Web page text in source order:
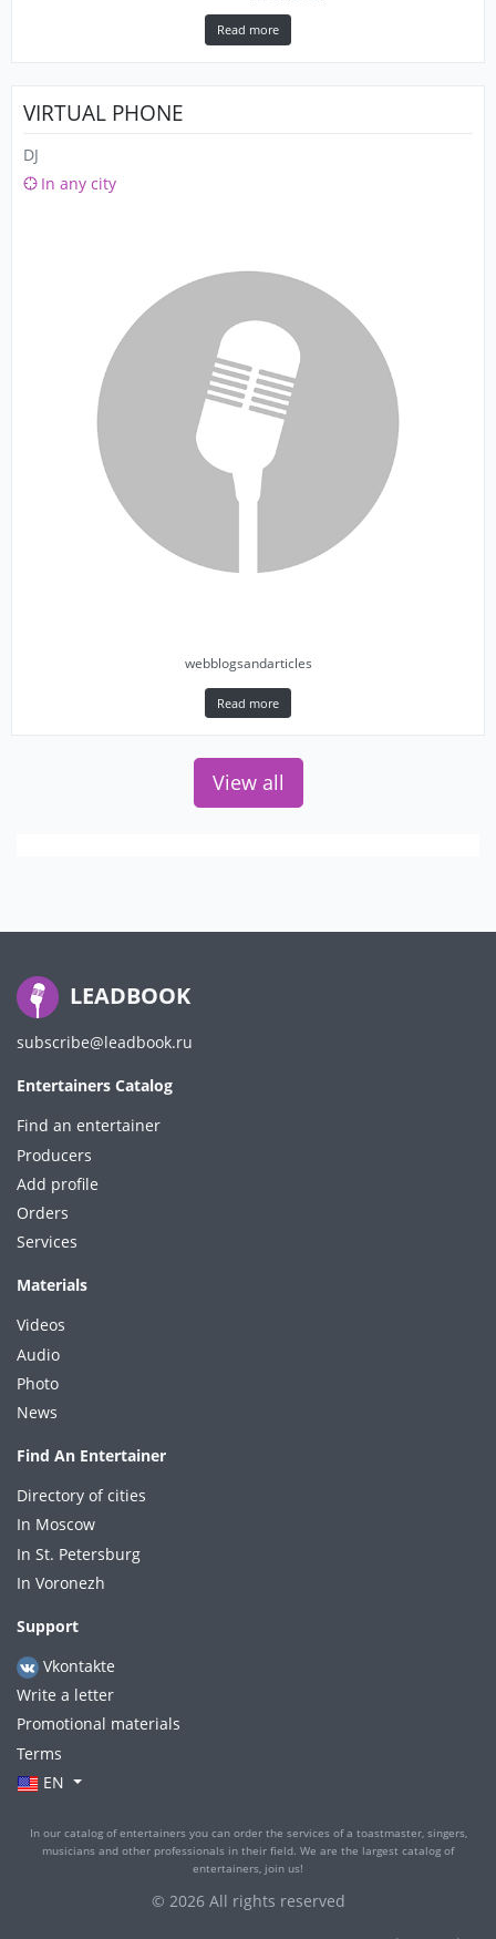
Read more
VIRTUAL PHONE
DJ
In any city
webblogsandarticles
Read more
View all
LEADBOOK
subscribe@leadbook.ru
Entertainers Catalog
Find an entertainer
Producers
Add profile
Orders
Services
Materials
Videos
Audio
Photo
News
Find An Entertainer
Directory of cities
In Moscow
In St. Petersburg
In Voronezh
Support
Vkontakte
Write a letter
Promotional materials
Terms
EN
In our catalog of entertainers you can order the services of a toastmaster, singers,
musicians and other professionals in their field. We are the largest catalog of
entertainers, join us!
© 2026 All rights reserved